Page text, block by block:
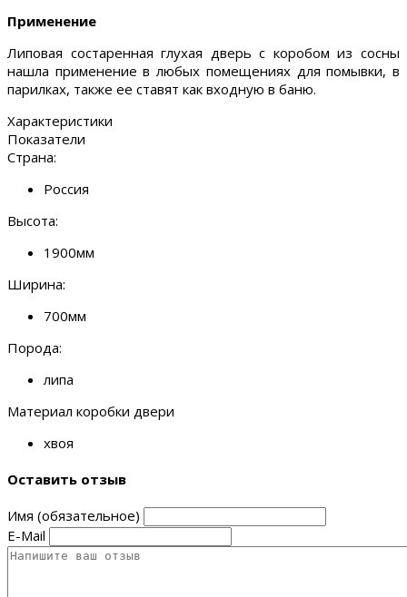
Применение
Липовая состаренная глухая дверь с коробом из сосны
нашла применение в любых помещениях для помывки, в
парилках, также ее ставят как входную в баню.
Характеристики
Показатели
Страна:
Россия
Высота:
1900мм
Ширина:
700мм
Порода:
липа
Материал коробки двери
хвоя
Оставить отзыв
Имя (обязательное)
E-Mail